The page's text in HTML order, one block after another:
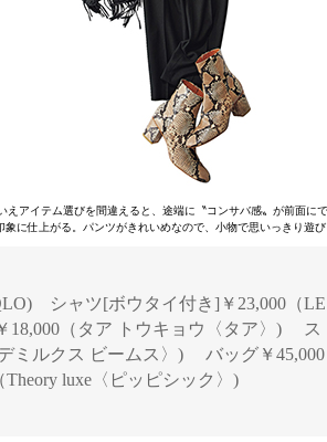
えアイテム選びを間違えると、途端に〝コンサバ感〟が前面
象に仕上がる。パンツがきれいめなので、小物で思いっきり遊
シャツ[ボウタイ付き]￥23,000（LE
（タア トウキョウ〈タア〉) ス
ミルクス ビームス〉) バッグ￥
luxe〈ピッピシック〉)